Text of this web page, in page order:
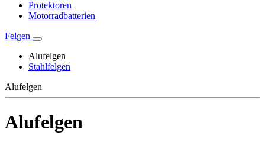
Protektoren
Motorradbatterien
Felgen
Alufelgen
Stahlfelgen
Alufelgen
Alufelgen